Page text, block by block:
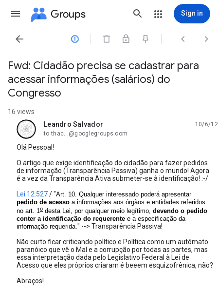
Groups Sign in
   
Fwd: Cidadão precisa se cadastrar para
acessar informações (salários) do
Congresso
16 views
Leandro Salvador
unread,
10/6/12
to thac...@googlegroups.com
Olá Pessoal!
O artigo que exige identificação do cidadão para fazer pedidos
de informação (Transparência Passiva) ganha o mundo! Agora
é a vez da Transparência Ativa submeter-se à identificação! :-/
Lei 12.527/ "Art. 10. Qualquer interessado poderá apresentar
pedido de acesso a informações aos órgãos e entidades referidos
no art. 1o desta Lei, por qualquer meio legítimo, devendo o pedido
conter a identificação do requerente e a especificação da
informação requerida." --> Transparência Passiva!
Não curto ficar criticando político e Política como um autômato
paranóico que vê o Mal e a corrupção por todas as partes, mas
essa interpretação dada pelo Legislativo Federal à Lei de
Acesso que eles próprios criaram é beeem esquizofrênica, não?
Abraços!